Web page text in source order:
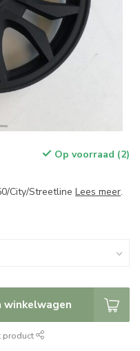
Op voorraad (2)
City/Streetline Lees meer.
winkelwagen
product